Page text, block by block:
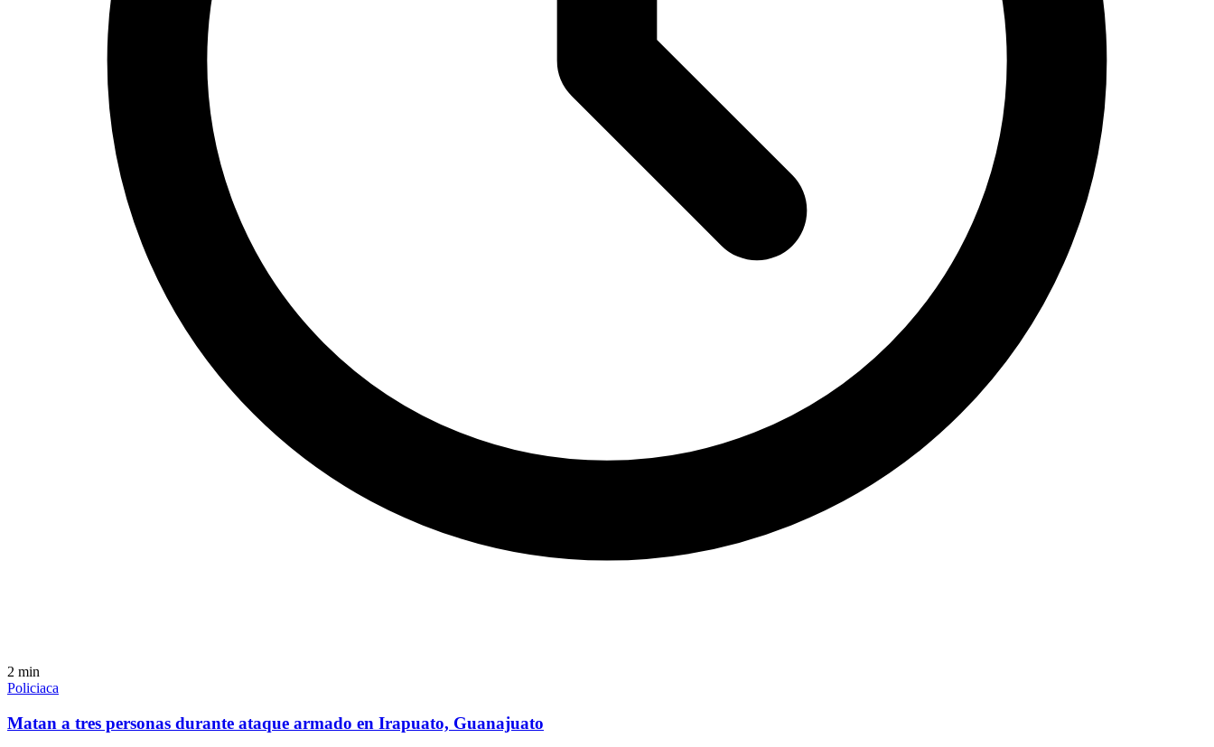
2 min
Policiaca
Matan a tres personas durante ataque armado en Irapuato, Guanajuato